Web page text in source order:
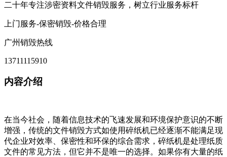
二十年专注涉密资料文件销毁服务，树立行业服务标杆
上门服务-保密销毁-价格合理
广州销毁热线
13711115910
内容介绍
在当今社会，随着信息技术的飞速发展和环境保护意识的不断
增强，传统的文件销毁方式如使用碎纸机已经逐渐不能满足现
代企业对效率、保密性和环保的综合需求，碎纸机是处理纸质
文件的常见方法，但它并不是唯一的选择。如果你有大量的纸